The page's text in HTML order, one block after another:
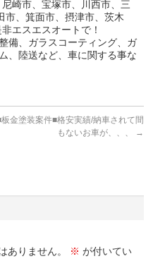
崎市、宝塚市、川西市、三
市、箕面市、摂津市、茨木
エスエスオートで！
備、ガラスコーティング、ガ
、陸送など、車に関する事な
金塗装案件■格安実績/納車されて間
もないお車が、、、
→
ありません。 ※ が付いてい